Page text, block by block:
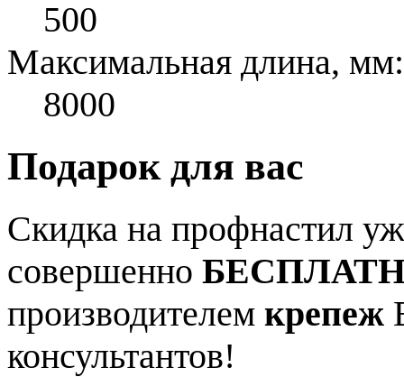
500
Максимальная длина, мм:
8000
Подарок для вас
Скидка на профнастил
совершенно
производителем крепеж
консультантов!